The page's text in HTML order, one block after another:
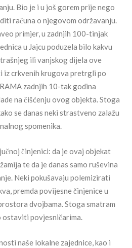
Bio je i u još gorem prije nego
računa o njegovom održavanju.
primjer, u zadnjih 100-tinjak
u Jajcu poduzela bilo kakvu
ili vanjskog dijela ove
iz crkvenih krugova pretrgli po
zadnjih 10-tak godina
na čišćenju ovog objekta. Stoga
se danas neki strastveno zalažu
spomenika.
činjenici: da je ovaj objekat
te da je danas samo ruševina
Neki pokušavaju polemizirati
premda povijesne činjenice u
dvojbama. Stoga smatram
ostaviti povjesničarima.
naše lokalne zajednice, kao i